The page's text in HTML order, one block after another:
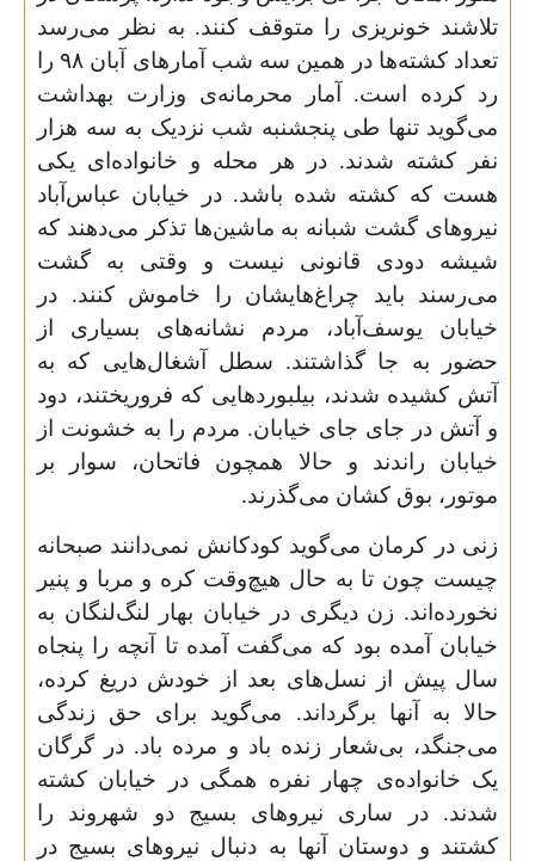
تلاشند خونریزی را متوقف کنند. به نظر می‌رسد
تعداد کشته‌ها در همین سه شب آمارهای آبان ۹۸ را
رد کرده است. آمار محرمانه‌ی وزارت بهداشت
می‌گوید تنها طی پنجشنبه شب نزدیک به سه هزار
نفر کشته شدند. در هر محله و خانواده‌ای یکی
هست که کشته شده باشد. در خیابان عباس‌آباد
نیروهای گشت شبانه به ماشین‌ها تذکر می‌دهند که
شیشه دودی قانونی نیست و وقتی به گشت
می‌رسند باید چراغ‌هایشان را خاموش کنند. در
خیابان یوسف‌آباد، مردم نشانه‌های بسیاری از
حضور به جا گذاشتند. سطل آشغال‌هایی که به
آتش کشیده شدند، بیلبوردهایی که فروریختند، دود
و آتش در جای جای خیابان. مردم را به خشونت از
خیابان راندند و حالا همچون فاتحان، سوار بر
موتور، بوق کشان می‌گذرند.
زنی در کرمان می‌گوید کودکانش نمی‌دانند صبحانه
چیست چون تا به حال هیچ‌وقت کره و مربا و پنیر
نخورده‌اند. زن دیگری در خیابان بهار لنگ‌لنگان به
خیابان آمده بود که می‌گفت آمده تا آنچه را پنجاه
سال پیش از نسل‌های بعد از خودش دریغ کرده،
حالا به آنها برگرداند. می‌گوید برای حق زندگی
می‌جنگد، بی‌شعار زنده باد و مرده باد. در گرگان
یک خانواده‌ی چهار نفره همگی در خیابان کشته
شدند. در ساری نیروهای بسیج دو شهروند را
کشتند و دوستان آنها به دنبال نیروهای بسیج در